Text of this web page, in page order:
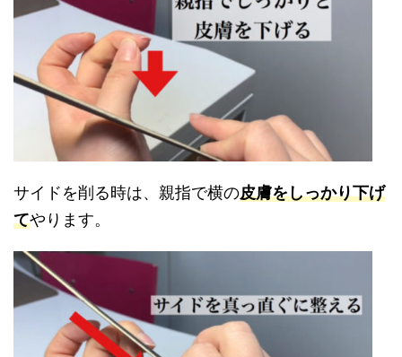
サイドを削る時は、親指で横の皮膚をしっかり下げ
てやります。